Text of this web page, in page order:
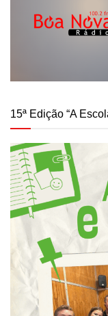
15ª Edição “A